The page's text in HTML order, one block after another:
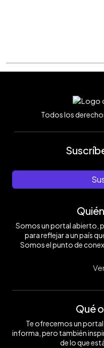
Todos los
Somos un portal abierto,
para reflejar a un país
Somos el punto de
Qué
Te ofrecemos un
informa, pero también
de lo que